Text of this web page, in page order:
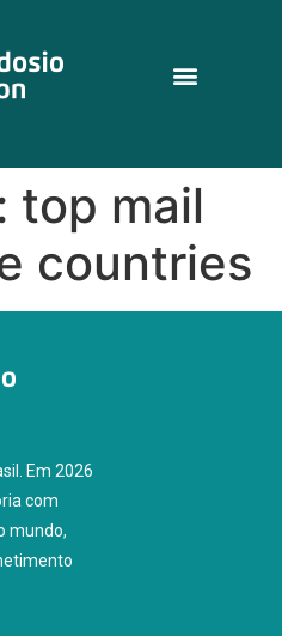
top mail
countries
Em 2026
com
mundo,